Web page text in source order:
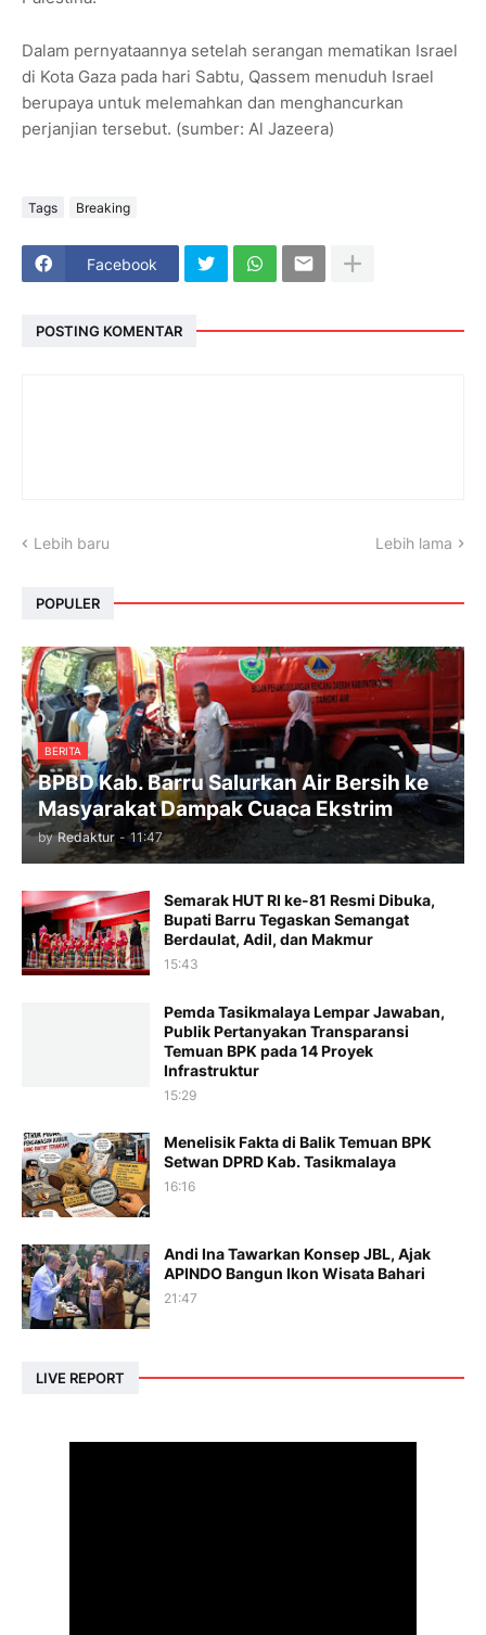
Dalam pernyataannya setelah serangan mematikan Israel
di Kota Gaza pada hari Sabtu, Qassem menuduh Israel
berupaya untuk melemahkan dan menghancurkan
perjanjian tersebut. (sumber: Al Jazeera)
Tags Breaking
Facebook
POSTING KOMENTAR
Lebih baru Lebih lama
POPULER
BERITA
BPBD Kab. Barru Salurkan Air Bersih ke
Masyarakat Dampak Cuaca Ekstrim
by Redaktur - 11:47
Semarak HUT RI ke-81 Resmi Dibuka,
Bupati Barru Tegaskan Semangat
Berdaulat, Adil, dan Makmur
15:43
Pemda Tasikmalaya Lempar Jawaban,
Publik Pertanyakan Transparansi
Temuan BPK pada 14 Proyek
Infrastruktur
15:29
Menelisik Fakta di Balik Temuan BPK
Setwan DPRD Kab. Tasikmalaya
16:16
Andi Ina Tawarkan Konsep JBL, Ajak
APINDO Bangun Ikon Wisata Bahari
21:47
LIVE REPORT